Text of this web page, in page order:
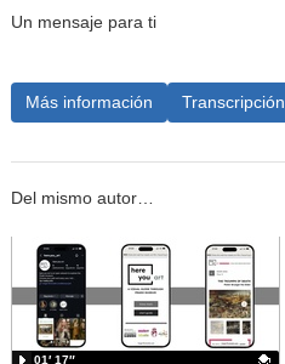
Un mensaje para ti
Más información Transcripción
Del mismo autor…
01′ 17″